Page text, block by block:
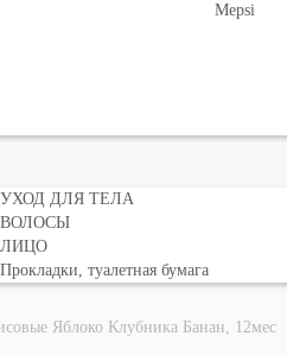
Mepsi
УХОД ДЛЯ ТЕЛА
ВОЛОСЫ
ЛИЦО
Прокладки, туалетная бумага
Яблоко Клубника Банан, 12мес